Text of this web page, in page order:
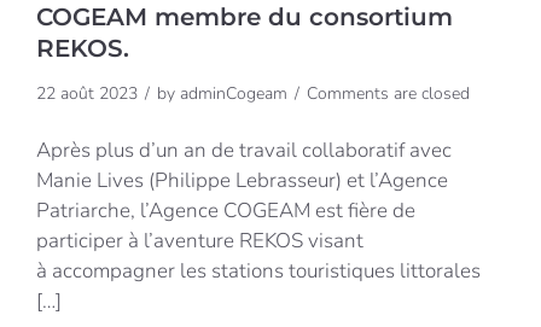
COGEAM membre du consortium
REKOS.
22 août 2023 by adminCogeam Comments are closed
Après plus d’un an de travail collaboratif avec
Manie Lives (Philippe Lebrasseur) et l’Agence
Patriarche, l’Agence COGEAM est fière de
participer à l’aventure REKOS visant
à accompagner les stations touristiques littorales
[…]